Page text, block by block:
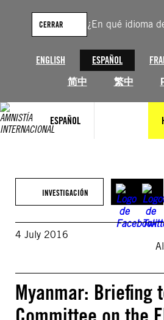
¿En qué idioma
ENGLISH ESPAÑOL
简中
繁中
CERRAR
ESPAÑOL
contenido
INVESTIGACIÓN
4 July 2016
Myanmar: Briefing